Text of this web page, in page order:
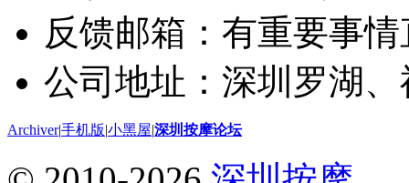
反馈邮箱：有重要事
公司地址：深圳罗湖
Archiver|手机版|小黑屋|深圳按摩论坛